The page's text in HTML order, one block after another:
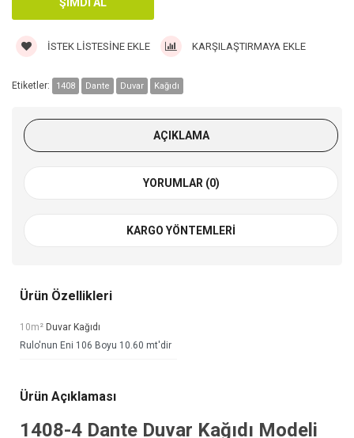
İSTEK LISTESINE EKLE KARŞILAŞTIRMAYA EKLE
Etiketler: 1408 Dante Duvar Kağıdı
AÇIKLAMA
YORUMLAR (0)
KARGO YÖNTEMLERI
Ürün Özellikleri
10m² Duvar Kağıdı
Rulo'nun Eni 106 Boyu 10.60 mt'dir
Ürün Açıklaması
1408-4 Dante Duvar Kağıdı Modeli